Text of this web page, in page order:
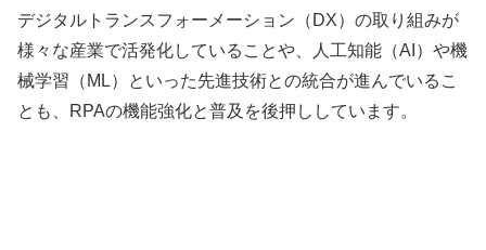
デジタルトランスフォーメーション（DX）の取り組みが
様々な産業で活発化していることや、人工知能（AI）や機
械学習（ML）といった先進技術との統合が進んでいるこ
とも、RPAの機能強化と普及を後押ししています。